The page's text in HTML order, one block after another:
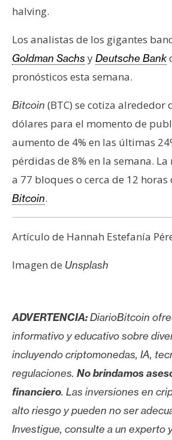
halving.
Los analistas de los gigantes
Goldman Sachs yDeutsche Bank
pronósticos esta semana.
Bitcoin (BTC) se cotiza alrededor
dólares para el momento de
aumento de 4% en las últimas
pérdidas de 8% en la semana. La
a 77 bloques o cerca de 12
Bitcoin.
Artículo de Hannah Estefanía
Imagen de Unsplash
ADVERTENCIA:DiarioBitcoin
informativo y educativo sobre
incluyendo criptomonedas, IA,
regulaciones. No brindamos
financiero. Las inversiones en
alto riesgo y pueden no ser
Investigue, consulte a un experto